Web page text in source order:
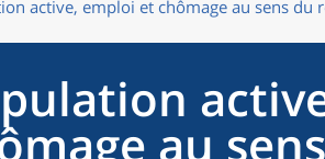
active, emploi et chômage au sens du
au